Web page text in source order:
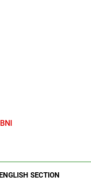
ENGLISH SECTION